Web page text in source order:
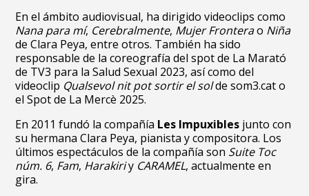
En el ámbito audiovisual, ha dirigido videoclips como
Nana para mí, Cerebralmente, Mujer Fronterao Niña
de Clara Peya, entre otros. También ha sido
responsable de la coreografía del spot de La Marató
de TV3 para la Salud Sexual 2023, así como del
videoclip Qualsevol nit pot sortir el solde som3.cat o
el Spot de La Mercè 2025.
En 2011 fundó la compañía Les Impuxibles junto con
su hermana Clara Peya, pianista y compositora. Los
últimos espectáculos de la compañía son Suite Toc
núm. 6, Fam, Harakiriy CARAMEL, actualmente en
gira.